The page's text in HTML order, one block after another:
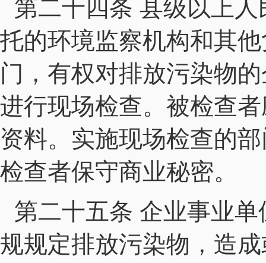
第二十四条 县级以上
托的环境监察机构和其
门，有权对排放污染物
进行现场检查。被检查
资料。实施现场检查的
检查者保守商业秘密。
第二十五条 企业事业
规规定排放污染物，造